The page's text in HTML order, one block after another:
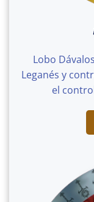
Lobo
Leganés y
el